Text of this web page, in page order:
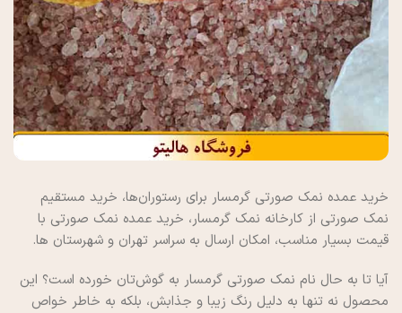
خرید عمده نمک صورتی گرمسار برای رستوران‌ها، خرید مستقیم
نمک صورتی از کارخانه نمک گرمسار، خرید عمده نمک صورتی با
قیمت بسیار مناسب، امکان ارسال به سراسر تهران و شهرستان ها.
آیا تا به حال نام نمک صورتی گرمسار به گوش‌تان خورده است؟ این
محصول نه تنها به دلیل رنگ زیبا و جذابش، بلکه به خاطر خواص